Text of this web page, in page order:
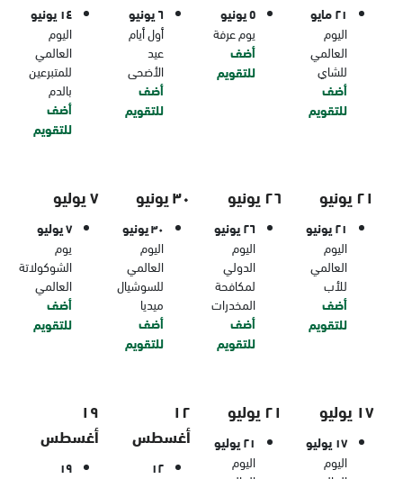
٢١ مايو
اليوم
العالمي
للشاي
أضف
للتقويم
٥ يونيو
يوم عرفة
أضف
للتقويم
٦ يونيو
أول أيام
عيد
الأضحى
أضف
للتقويم
١٤ يونيو
اليوم
العالمي
للمتبرعين
بالدم
أضف
للتقويم
٢١ يونيو
٢١ يونيو
اليوم
العالمي
للأب
أضف
للتقويم
٢٦ يونيو
٢٦ يونيو
اليوم
الدولي
لمكافحة
المخدرات
أضف
للتقويم
٣٠ يونيو
٣٠ يونيو
اليوم
العالمي
للسوشيال
ميديا
أضف
للتقويم
٧ يوليو
٧ يوليو
يوم
الشوكولاتة
العالمي
أضف
للتقويم
١٧ يوليو
١٧ يوليو
اليوم
٢١ يوليو
٢١ يوليو
اليوم
١٢
أغسطس
١٢
١٩
أغسطس
١٩